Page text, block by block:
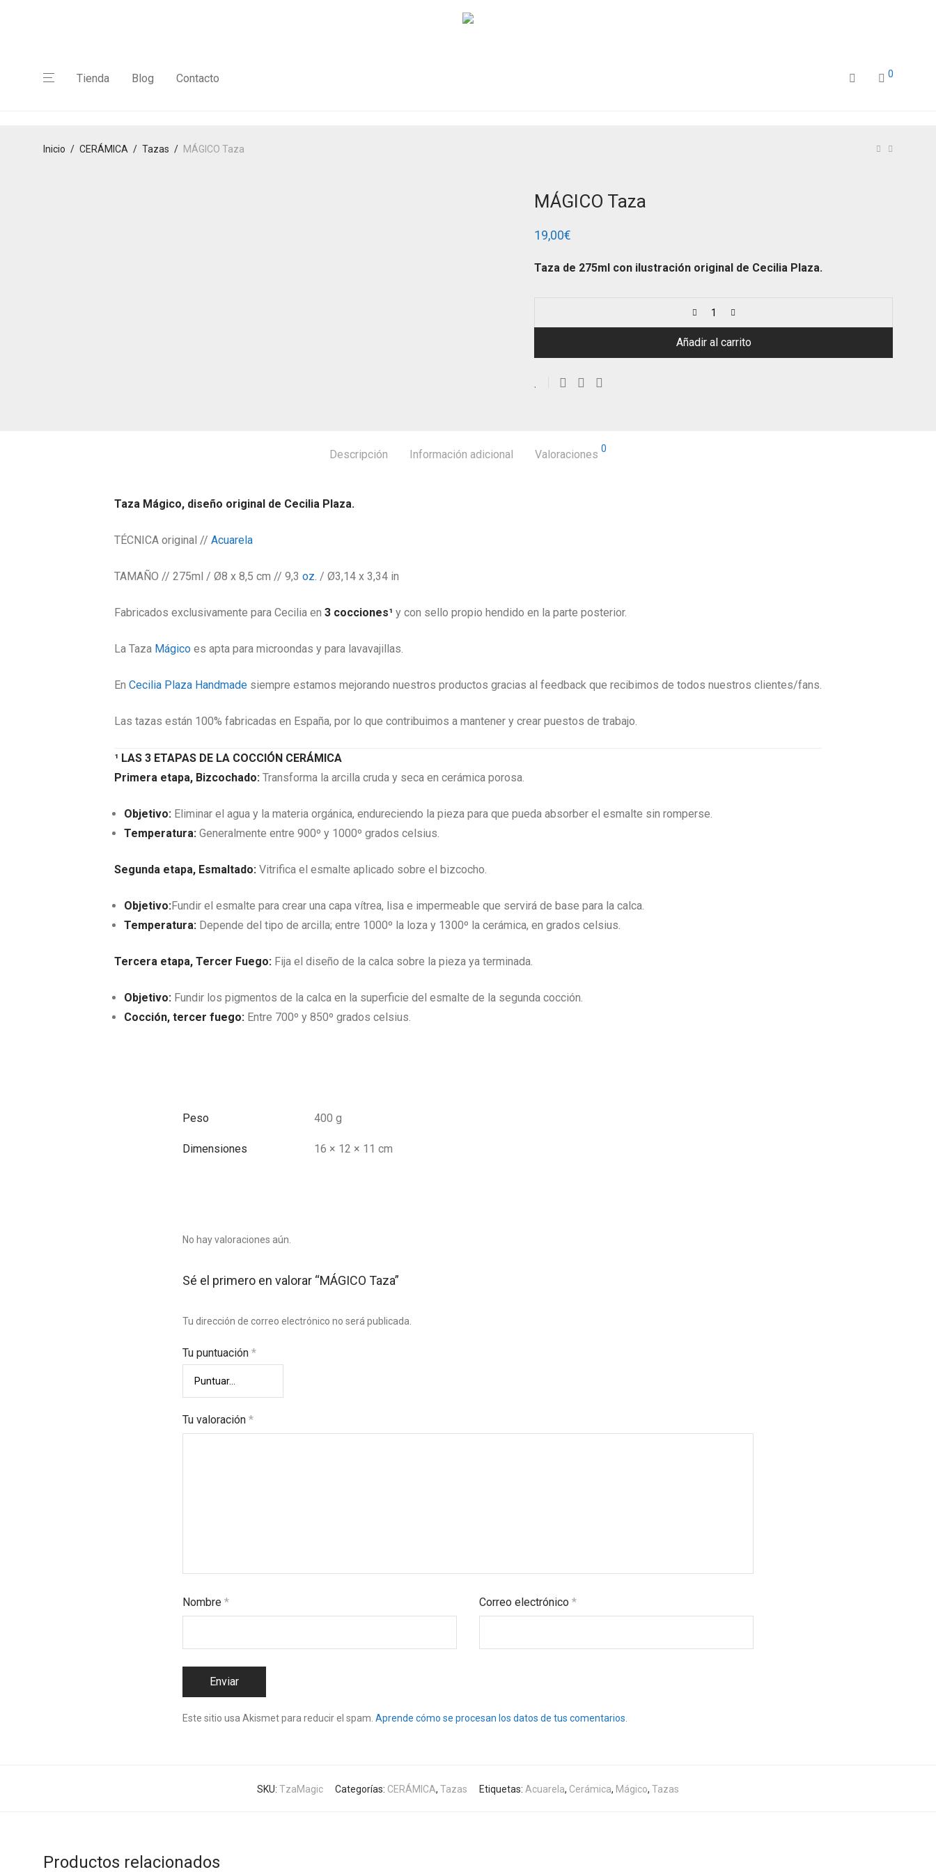
Tienda Blog Contacto 0
Inicio / CERÁMICA / Tazas / MÁGICO Taza
MÁGICO Taza
19,00€
Taza de 275ml con ilustración original de Cecilia Plaza.
Añadir al carrito
Descripción Información adicional Valoraciones 0
Taza Mágico, diseño original de Cecilia Plaza.
TÉCNICA original // Acuarela
TAMAÑO // 275ml / Ø8 x 8,5 cm // 9,3 oz. / Ø3,14 x 3,34 in
Fabricados exclusivamente para Cecilia en 3 cocciones¹ y con sello propio hendido en la parte posterior.
La Taza Mágico es apta para microondas y para lavavajillas.
En Cecilia Plaza Handmade siempre estamos mejorando nuestros productos gracias al feedback que recibimos de todos nuestros clientes/fans.
Las tazas están 100% fabricadas en España, por lo que contribuimos a mantener y crear puestos de trabajo.
¹ LAS 3 ETAPAS DE LA COCCIÓN CERÁMICA
Primera etapa, Bizcochado: Transforma la arcilla cruda y seca en cerámica porosa.
Objetivo: Eliminar el agua y la materia orgánica, endureciendo la pieza para que pueda absorber el esmalte sin romperse.
Temperatura: Generalmente entre 900º y 1000º grados celsius.
Segunda etapa, Esmaltado: Vitrifica el esmalte aplicado sobre el bizcocho.
Objetivo:Fundir el esmalte para crear una capa vítrea, lisa e impermeable que servirá de base para la calca.
Temperatura: Depende del tipo de arcilla; entre 1000º la loza y 1300º la cerámica, en grados celsius.
Tercera etapa, Tercer Fuego: Fija el diseño de la calca sobre la pieza ya terminada.
Objetivo: Fundir los pigmentos de la calca en la superficie del esmalte de la segunda cocción.
Cocción, tercer fuego: Entre 700º y 850º grados celsius.
Peso 400 g
Dimensiones 16 × 12 × 11 cm
No hay valoraciones aún.
Sé el primero en valorar “MÁGICO Taza”
Tu dirección de correo electrónico no será publicada.
Tu puntuación *
Tu valoración *
Nombre * Correo electrónico*
Este sitio usa Akismet para reducir el spam. Aprende cómo se procesan los datos de tus comentarios.
SKU: TzaMagic Categorías: CERÁMICA, Tazas Etiquetas: Acuarela, Cerámica, Mágico, Tazas
Productos relacionados